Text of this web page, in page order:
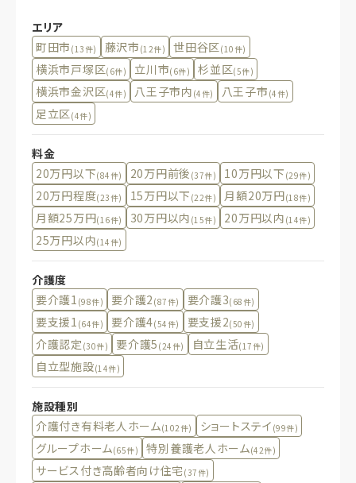
エリア
町田市 (13件) 藤沢市 (12件) 世田谷区(10件)
横浜市戸塚区(6件) 立川市(6件) 杉並区(5件)
横浜市金沢区(4件) 八王子市内 (4件) 八王子市 (4件)
足立区(4件)
料金
20万円以下(84件) 20万円前後 (37件) 10万円以下 (29件)
20万円程度(23件) 15万円以下 (22件) 月額20万円(18件)
月額25万円(16件) 30万円以内 (15件) 20万円以内 (14件)
25万円以内(14件)
介護度
要介護1 (98件) 要介護2 (87件) 要介護3(68件)
要支援1 (64件) 要介護4(54件) 要支援2(50件)
介護認定 (30件) 要介護5 (24件) 自立生活(17件)
自立型施設(14件)
施設種別
介護付き有料老人ホーム(102件) ショートステイ (99件)
グループホーム(65件) 特別養護老人ホーム(42件)
サービス付き高齢者向け住宅(37件)